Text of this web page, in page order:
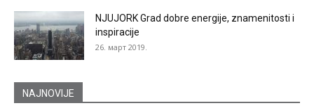
NJUJORK Grad dobre energije, znamenitosti i
inspiracije
26. март 2019.
NAJNOVIJE